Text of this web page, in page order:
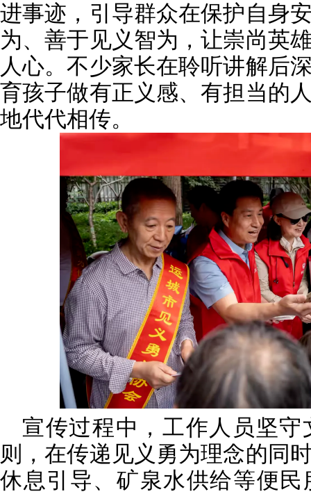
进事迹，引导群众在保护自身
为、善于见义智为，让崇尚英
人心。不少家长在聆听讲解后
育孩子做有正义感、有担当的
地代代相传。
宣传过程中，工作人员坚
则，在传递见义勇为理念的同
休息引导、矿泉水供给等便